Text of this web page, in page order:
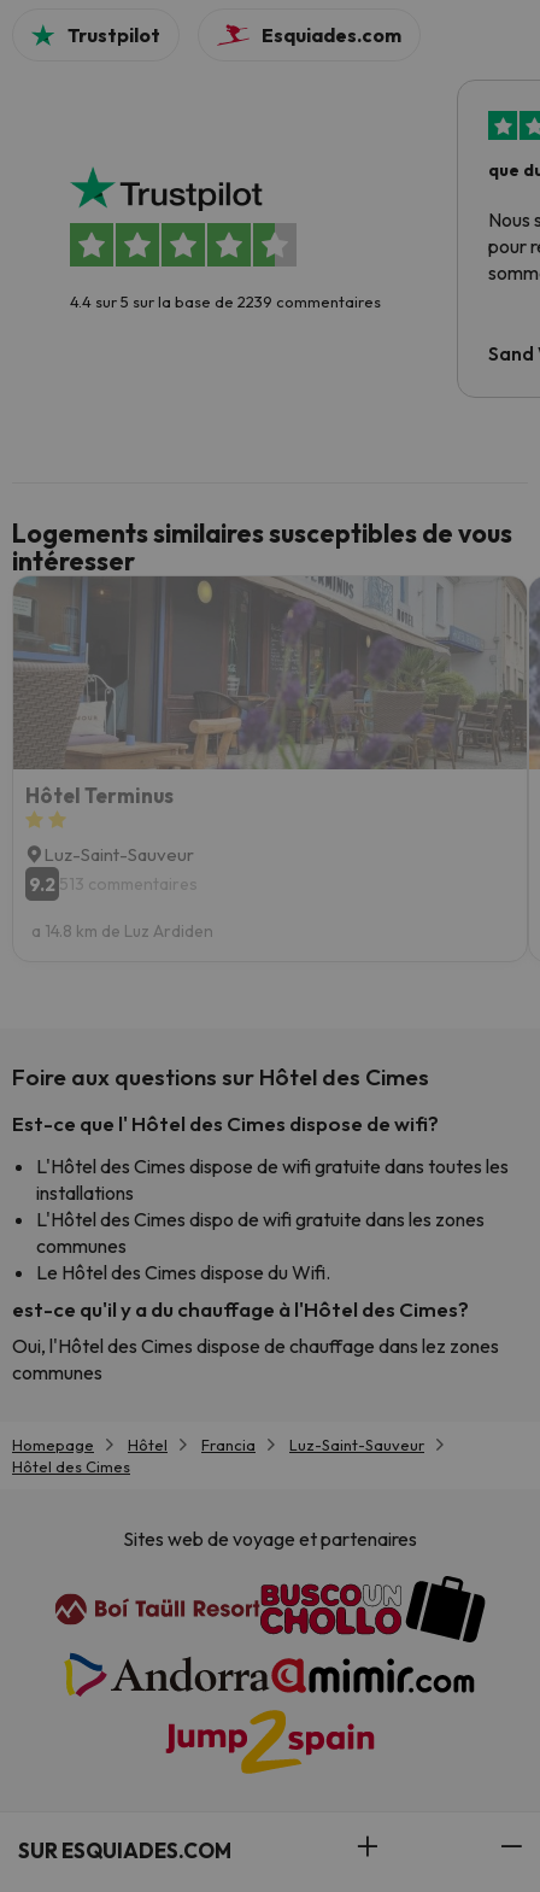
Trustpilot Esquiades.com
4.4 sur 5 sur la base de 2239 commentaires
que
Nous
pour
Sand
Logements similaires susceptibles de vous
intéresser
Hôtel Terminus
Luz-Saint-Sauveur
9.2 513 commentaires
a 14.8 km de Luz Ardiden
Foire aux questions sur Hôtel des Cimes
Est-ce que l' Hôtel des Cimes dispose de wifi?
L'Hôtel des Cimes dispose de wifi gratuite dans toutes les
installations
L'Hôtel des Cimes dispo de wifi gratuite dans les zones
communes
Le Hôtel des Cimes dispose du Wifi.
est-ce qu'il y a du chauffage à l'Hôtel des Cimes?
Oui, l'Hôtel des Cimes dispose de chauffage dans lez zones
communes
Homepage Hôtel Francia
Luz-Saint-Sauveur
Hôtel des Cimes
Sites web de voyage et partenaires
SUR ESQUIADES.COM